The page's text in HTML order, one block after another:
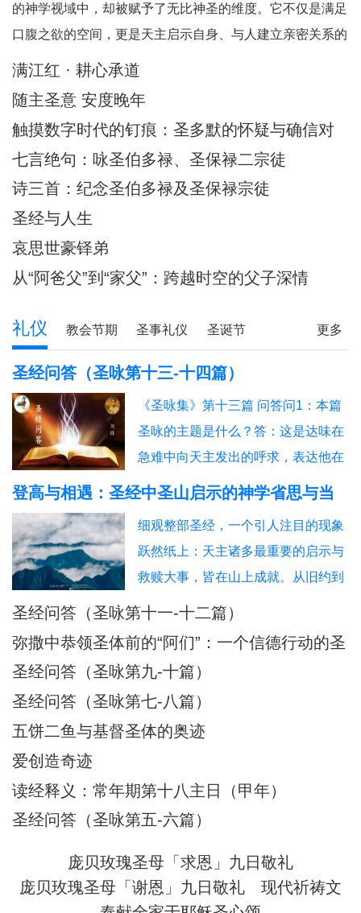
的神学视域中，却被赋予了无比神圣的维度。它不仅是满足
口腹之欲的空间，更是天主启示自身、与人建立亲密关系的
神圣舞台。天主教吃饭神学中所蕴含的灵修智慧，引领我们
到其中深刻的属灵启迪。在人类日常生活中，
满江红 · 耕心承道
随主圣意 安度晚年
触摸数字时代的钉痕：圣多默的怀疑与确信对
AI时代的信仰启迪
七言绝句：咏圣伯多禄、圣保禄二宗徒
诗三首：纪念圣伯多禄及圣保禄宗徒
圣经与人生
哀思世豪铎弟
从“阿爸父”到“家父”：跨越时空的父子深情
更多
礼仪 教会节期 圣事礼仪 圣诞节
圣经研读 圣经问答 释经专栏
圣经问答（圣咏第十三-十四篇）
《圣咏集》第十三篇 问答问1：本篇
圣咏的主题是什么？答：这是达味在
急难中向天主发出的呼求，表达他在
痛苦、困惑与孤寂中的感受，同时也
祷。问2：“上主，你把我全然遗忘，
要到何时？”这句表达了什么情绪？
答：这句话流露出极大的痛苦与孤
单，诗人感到自己被天主遗弃了。他
重复“要到何时”
登高与相遇：圣经中圣山启示的神学省思与当
代意义
细观整部圣经，一个引人注目的现象
跃然纸上：天主诸多最重要的启示与
救赎大事，皆在山上成就。从旧约到
新约，“山”始终是天主与人相遇的特
中，“山是天主向我们启示他自己、认
识他的地方”。这一地理上的重复绝非
偶然，而是蕴含着深刻的神学意涵
——山，既是物理高度，更是属灵高
圣经问答（圣咏第十一-十二篇）
弥撒中恭领圣体前的“阿们”：一个信德行动的圣
经根源与神学意蕴
圣经问答（圣咏第九-十篇）
圣经问答（圣咏第七-八篇）
五饼二鱼与基督圣体的奥迹
爱创造奇迹
读经释义：常年期第十八主日（甲年）
圣经问答（圣咏第五-六篇）
庞贝玫瑰圣母「求恩」九日敬礼
庞贝玫瑰圣母「谢恩」九日敬礼
现代祈祷文